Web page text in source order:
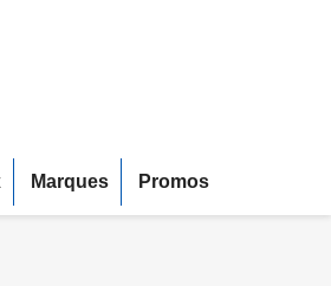
Marques Promos